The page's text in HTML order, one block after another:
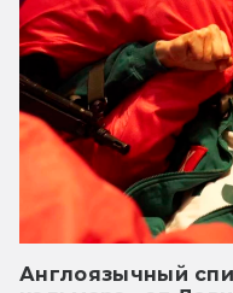
Англоязычный